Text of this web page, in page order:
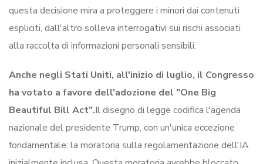
questa decisione mira a proteggere i minori dai contenuti
espliciti, dall'altro solleva interrogativi sui rischi associati
alla raccolta di informazioni personali sensibili.
Anche negli Stati Uniti, all'inizio di luglio, il Congresso
ha votato a favore dell'adozione del "One Big
Beautiful Bill Act".Il disegno di legge codifica l'agenda
nazionale del presidente Trump, con un'unica eccezione
fondamentale: la moratoria sulla regolamentazione dell'IA